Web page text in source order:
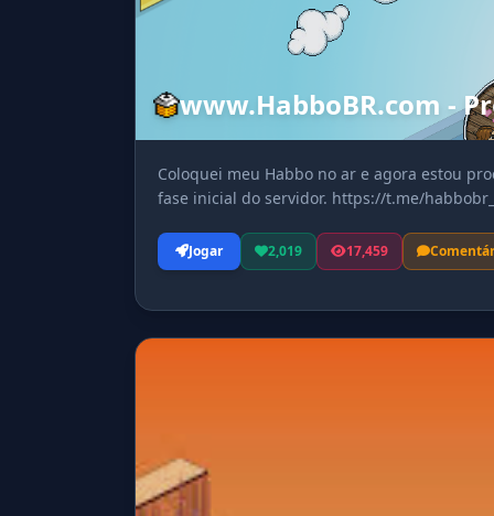
www.HabboBR.com -
Coloquei meu Habbo no ar e agora estou
fase inicial do servidor. https://t.me/
Jogar 2,019 17,459